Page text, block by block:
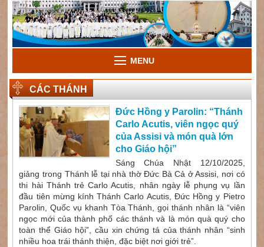
MENU
CÁC THÁNH
Đức Hồng y Parolin: “Thánh
Carlo Acutis, viên ngọc quý
của Assisi và món quà lớn
cho Giáo hội”
Sáng Chúa Nhật 12/10/2025,
giảng trong Thánh lễ tại nhà thờ Đức Bà Cả ở Assisi, nơi có
thi hài Thánh trẻ Carlo Acutis, nhân ngày lễ phụng vụ lần
đầu tiên mừng kính Thánh Carlo Acutis, Đức Hồng y Pietro
Parolin, Quốc vụ khanh Tòa Thánh, gọi thánh nhân là “viên
ngọc mới của thành phố các thánh và là món quà quý cho
toàn thể Giáo hội”, cầu xin chứng tá của thánh nhân “sinh
nhiều hoa trái thánh thiện, đặc biệt nơi giới trẻ”.